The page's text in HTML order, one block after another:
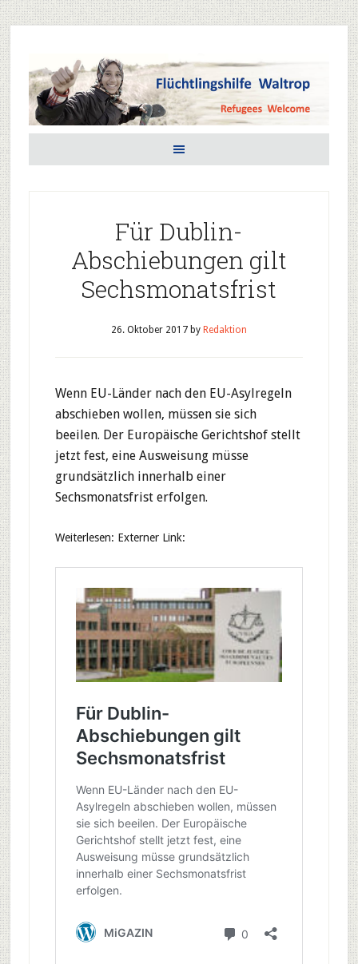
Für Dublin-
Abschiebungen gilt
Sechsmonatsfrist
26. Oktober 2017by Redaktion
Wenn EU-Länder nach den EU-Asylregeln
abschieben wollen, müssen sie sich
beeilen. Der Europäische Gerichtshof stellt
jetzt fest, eine Ausweisung müsse
grundsätzlich innerhalb einer
Sechsmonatsfrist erfolgen.
Weiterlesen: Externer Link: